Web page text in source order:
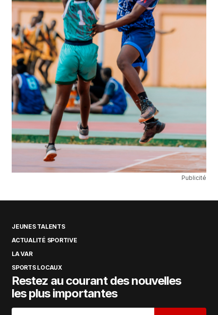
Publicité
JEUNES TALENTS
ACTUALITÉ SPORTIVE
LA VAR
SPORTS LOCAUX
Restez au courant des nouvelles
les plus importantes